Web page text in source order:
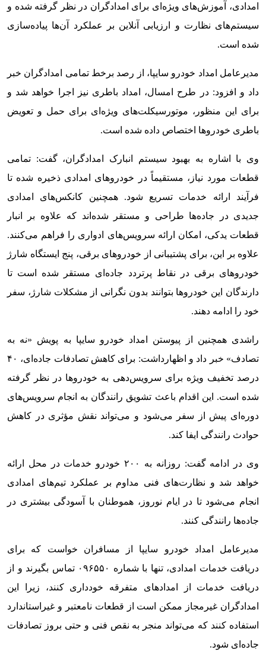
امدادی، آموزش‌های ویژه‌ای برای امدادگران در نظر گرفته شده و
سیستم‌های نظارت و ارزیابی آنلاین بر عملکرد آن‌ها پیاده‌سازی
شده است.
مدیرعامل امداد خودرو سایپا، از رصد برخط تمامی امدادگران خبر
داد و افزود: در طرح امسال، امداد باطری نیز اجرا خواهد شد و
برای این منظور، موتورسیکلت‌های ویژه‌ای برای حمل و تعویض
باطری خودروها اختصاص داده شده است.
وی با اشاره به بهبود سیستم انبارک امدادگران، گفت: تمامی
قطعات مورد نیاز، مستقیماً در خودروهای امدادی ذخیره شده تا
فرآیند ارائه خدمات تسریع شود. همچنین کانکس‌های امدادی
جدیدی در جاده‌ها طراحی و مستقر شده‌اند که علاوه بر انبار
قطعات یدکی، امکان ارائه سرویس‌های ادواری را فراهم می‌کنند.
علاوه بر این، برای پشتیبانی از خودروهای برقی، پنج ایستگاه شارژ
خودروهای برقی در نقاط پرتردد جاده‌ای مستقر شده است تا
دارندگان این خودروها بتوانند بدون نگرانی از مشکلات شارژ، سفر
خود را ادامه دهند.
راشدی همچنین از پیوستن امداد خودرو سایپا به پویش «نه به
تصادف» خبر داد و اظهارداشت: برای کاهش تصادفات جاده‌ای، ۴۰
درصد تخفیف ویژه برای سرویس‌دهی به خودروها در نظر گرفته
شده است. این اقدام باعث تشویق رانندگان به انجام سرویس‌های
دوره‌ای پیش از سفر می‌شود و می‌تواند نقش مؤثری در کاهش
حوادث رانندگی ایفا کند.
وی در ادامه گفت: روزانه به ۲۰۰ خودرو خدمات در محل ارائه
خواهد شد و نظارت‌های فنی مداوم بر عملکرد تیم‌های امدادی
انجام می‌شود تا در ایام نوروز، هموطنان با آسودگی بیشتری در
جاده‌ها رانندگی کنند.
مدیرعامل امداد خودرو سایپا از مسافران خواست که برای
دریافت خدمات امدادی، تنها با شماره ۰۹۶۵۵۰ تماس بگیرند و از
دریافت خدمات از امدادهای متفرقه خودداری کنند، زیرا این
امدادگران غیرمجاز ممکن است از قطعات نامعتبر و غیراستاندارد
استفاده کنند که می‌تواند منجر به نقص فنی و حتی بروز تصادفات
جاده‌ای شود.